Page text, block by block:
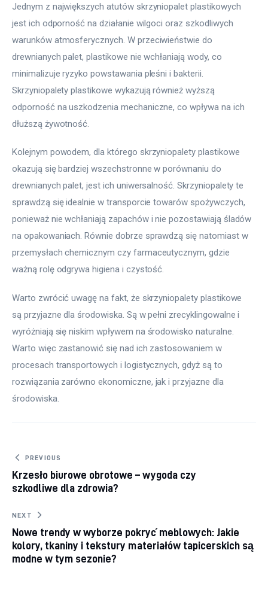
Jednym z największych atutów skrzyniopalet plastikowych
jest ich odporność na działanie wilgoci oraz szkodliwych
warunków atmosferycznych. W przeciwieństwie do
drewnianych palet, plastikowe nie wchłaniają wody, co
minimalizuje ryzyko powstawania pleśni i bakterii.
Skrzyniopalety plastikowe wykazują również wyższą
odporność na uszkodzenia mechaniczne, co wpływa na ich
dłuższą żywotność.
Kolejnym powodem, dla którego skrzyniopalety plastikowe
okazują się bardziej wszechstronne w porównaniu do
drewnianych palet, jest ich uniwersalność. Skrzyniopalety te
sprawdzą się idealnie w transporcie towarów spożywczych,
ponieważ nie wchłaniają zapachów i nie pozostawiają śladów
na opakowaniach. Równie dobrze sprawdzą się natomiast w
przemysłach chemicznym czy farmaceutycznym, gdzie
ważną rolę odgrywa higiena i czystość.
Warto zwrócić uwagę na fakt, że skrzyniopalety plastikowe
są przyjazne dla środowiska. Są w pełni zrecyklingowalne i
wyróżniają się niskim wpływem na środowisko naturalne.
Warto więc zastanowić się nad ich zastosowaniem w
procesach transportowych i logistycznych, gdyż są to
rozwiązania zarówno ekonomiczne, jak i przyjazne dla
środowiska.
Nawigacja
wpisu
PREVIOUS
Krzesło biurowe obrotowe – wygoda czy
szkodliwe dla zdrowia?
NEXT
Nowe trendy w wyborze pokryć meblowych: Jakie
kolory, tkaniny i tekstury materiałów tapicerskich są
modne w tym sezonie?